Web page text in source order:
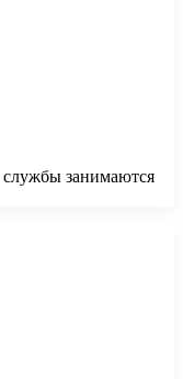
занимаются